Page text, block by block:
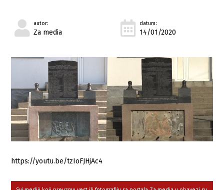
autor:
Za media
datum:
14/01/2020
https://youtu.be/tzIoFJHjAc4